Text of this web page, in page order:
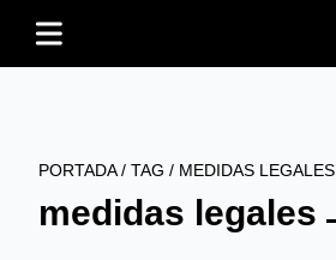
PORTADA/ TAG / MEDIDAS LEGALES
medidas legales